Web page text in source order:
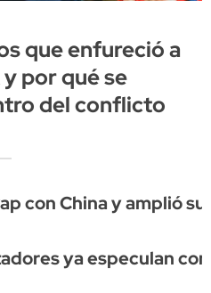
que enfureció a
por qué se
del conflicto
con China y amplió
ya especulan